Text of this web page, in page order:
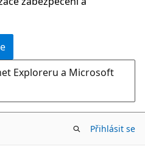
Exploreru a Microsoft
Přihlásit se